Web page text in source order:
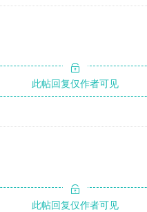
此帖回复仅作者可见
此帖回复仅作者可见